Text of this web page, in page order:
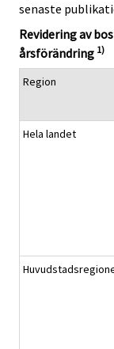
senaste
Revidering av
årsförändring 1)
Region
Hela landet